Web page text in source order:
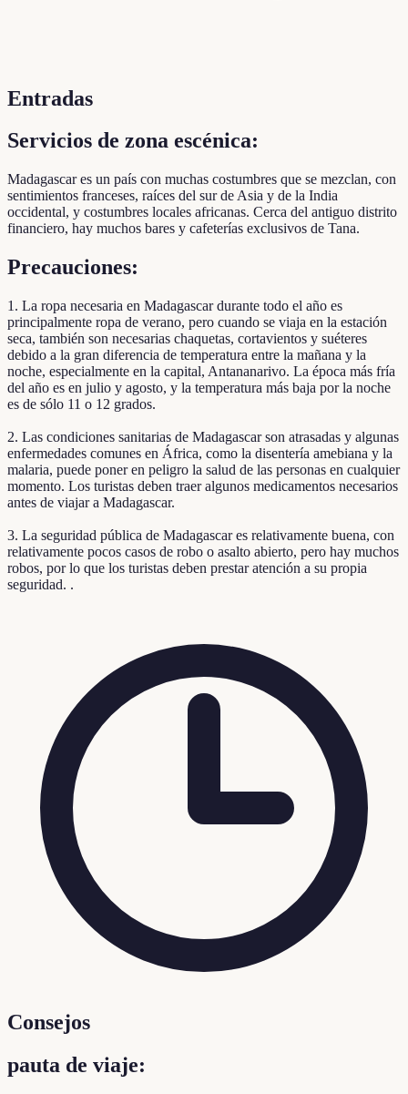
Entradas
Servicios de zona escénica:
Madagascar es un país con muchas costumbres que se mezclan, con
sentimientos franceses, raíces del sur de Asia y de la India
occidental, y costumbres locales africanas. Cerca del antiguo distrito
financiero, hay muchos bares y cafeterías exclusivos de Tana.
Precauciones:
1. La ropa necesaria en Madagascar durante todo el año es
principalmente ropa de verano, pero cuando se viaja en la estación
seca, también son necesarias chaquetas, cortavientos y suéteres
debido a la gran diferencia de temperatura entre la mañana y la
noche, especialmente en la capital, Antananarivo. La época más fría
del año es en julio y agosto, y la temperatura más baja por la noche
es de sólo 11 o 12 grados.
2. Las condiciones sanitarias de Madagascar son atrasadas y algunas
enfermedades comunes en África, como la disentería amebiana y la
malaria, puede poner en peligro la salud de las personas en cualquier
momento. Los turistas deben traer algunos medicamentos necesarios
antes de viajar a Madagascar.
3. La seguridad pública de Madagascar es relativamente buena, con
relativamente pocos casos de robo o asalto abierto, pero hay muchos
robos, por lo que los turistas deben prestar atención a su propia
seguridad. .
Consejos
pauta de viaje: